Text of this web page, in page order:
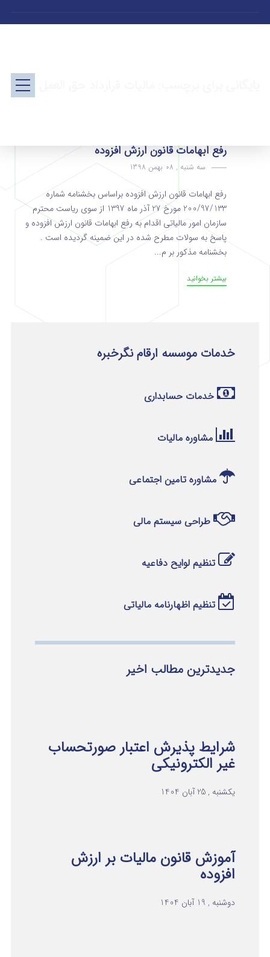
بایگانی برای برچسب: مالیات قرارداد حق العمل کاری
رفع ابهامات قانون ارزش افزوده
سه شنبه , 08 بهمن 1398
رفع ابهامات قانون ارزش افزوده براساس بخشنامه شماره
200/97/133 مورخ 27 آذر ماه 1397 از سوی ریاست محترم
سازمان امور مالیاتی اقدام به رفع ابهامات قانون ارزش افزوده و
پاسخ به سولات مطرح شده در این ضمینه گردیده است .
بخشنامه مذکور بر م...
بیشتر بخوانید
خدمات موسسه ارقام نگرخبره
خدمات حسابداری
مشاوره مالیات
مشاوره تامین اجتماعی
طراحی سیستم مالی
تنظیم لوایح دفاعیه
تنظیم اظهارنامه مالیاتی
جدیدترین مطالب اخیر
شرایط پذیرش اعتبار صورتحساب
غیر الکترونیکی
یکشنبه , 25 آبان 1404
آموزش قانون مالیات بر ارزش
افزوده
دوشنبه , 19 آبان 1404